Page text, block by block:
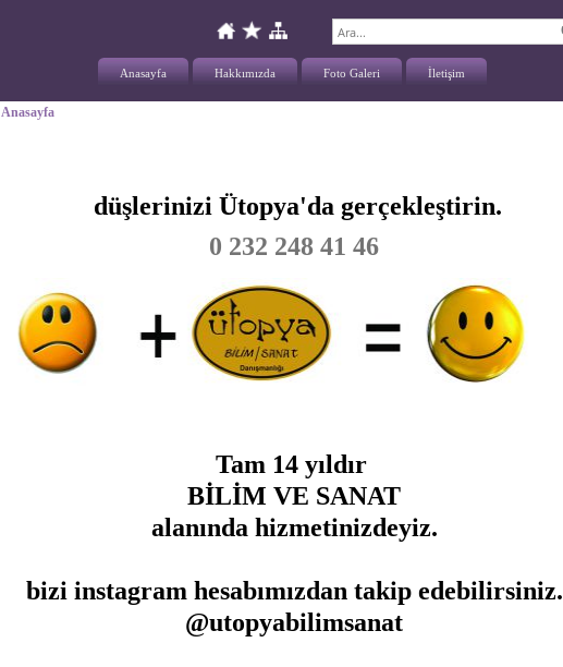
Anasayfa Hakkımızda Foto Galeri İletişim
Anasayfa
düşlerinizi Ütopya'da gerçekleştirin.
0 232 248 41 46
Tam 14 yıldır
BİLİM VE SANAT
alanında hizmetinizdeyiz.
bizi instagram hesabımızdan takip edebilirsiniz.
@utopyabilimsanat